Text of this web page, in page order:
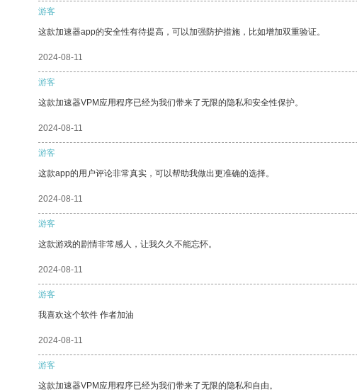
游客
这款加速器app的安全性有待提高，可以加强防护措施，比如增加双重验证。
2024-08-11
游客
这款加速器VPM应用程序已经为我们带来了无限的隐私和安全性保护。
2024-08-11
游客
这款app的用户评论非常真实，可以帮助我做出更准确的选择。
2024-08-11
游客
这款游戏的剧情非常感人，让我久久不能忘怀。
2024-08-11
游客
我喜欢这个软件 作者加油
2024-08-11
游客
这款加速器VPM应用程序已经为我们带来了无限的隐私和自由。